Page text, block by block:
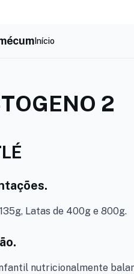
Início
2
Latas de 400g e 800g.
nutricionalmente